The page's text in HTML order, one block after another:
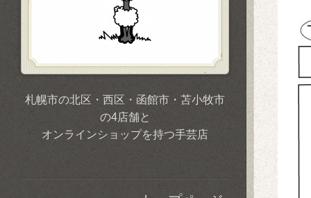
札幌市の北区・西区・函館市・苫小牧市
の4店舗と
オンラインショップを持つ手芸店